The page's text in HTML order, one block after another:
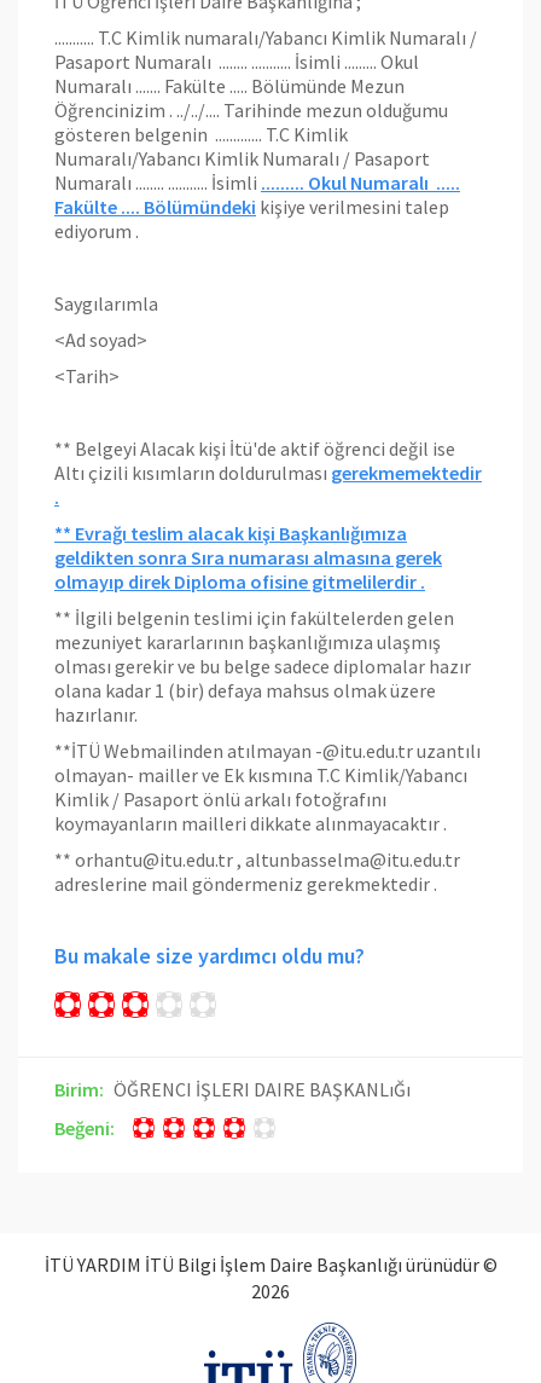
........... T.C Kimlik numaralı/Yabancı Kimlik Numaralı /
Pasaport Numaralı ........ ........... İsimli ......... Okul
Numaralı ....... Fakülte ..... Bölümünde Mezun
Öğrencinizim . ../../.... Tarihinde mezun olduğumu
gösteren belgenin ............. T.C Kimlik
Numaralı/Yabancı Kimlik Numaralı / Pasaport
Numaralı ........ ........... İsimli ......... Okul Numaralı .....
Fakülte .... Bölümündeki kişiye verilmesini talep
ediyorum .
Saygılarımla
<Ad soyad>
<Tarih>
** Belgeyi Alacak kişi İtü'de aktif öğrenci değil ise
Altı çizili kısımların doldurulması gerekmemektedir
.
** Evrağı teslim alacak kişi Başkanlığımıza
geldikten sonra Sıra numarası almasına gerek
olmayıp direk Diploma ofisine gitmelilerdir .
** İlgili belgenin teslimi için fakültelerden gelen
mezuniyet kararlarının başkanlığımıza ulaşmış
olması gerekir ve bu belge sadece diplomalar hazır
olana kadar 1 (bir) defaya mahsus olmak üzere
hazırlanır.
**İTÜ Webmailinden atılmayan -@itu.edu.tr uzantılı
olmayan- mailler ve Ek kısmına T.C Kimlik/Yabancı
Kimlik / Pasaport önlü arkalı fotoğrafını
koymayanların mailleri dikkate alınmayacaktır .
** orhantu@itu.edu.tr , altunbasselma@itu.edu.tr
adreslerine mail göndermeniz gerekmektedir .
Bu makale size yardımcı oldu mu?
Birim: ÖĞRENCI İŞLERI DAIRE BAŞKANLıĞı
Beğeni:
İTÜ YARDIM İTÜ Bilgi İşlem Daire Başkanlığı ürünüdür ©
2026